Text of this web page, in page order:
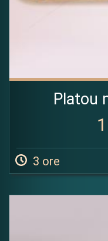
Platou
3 ore